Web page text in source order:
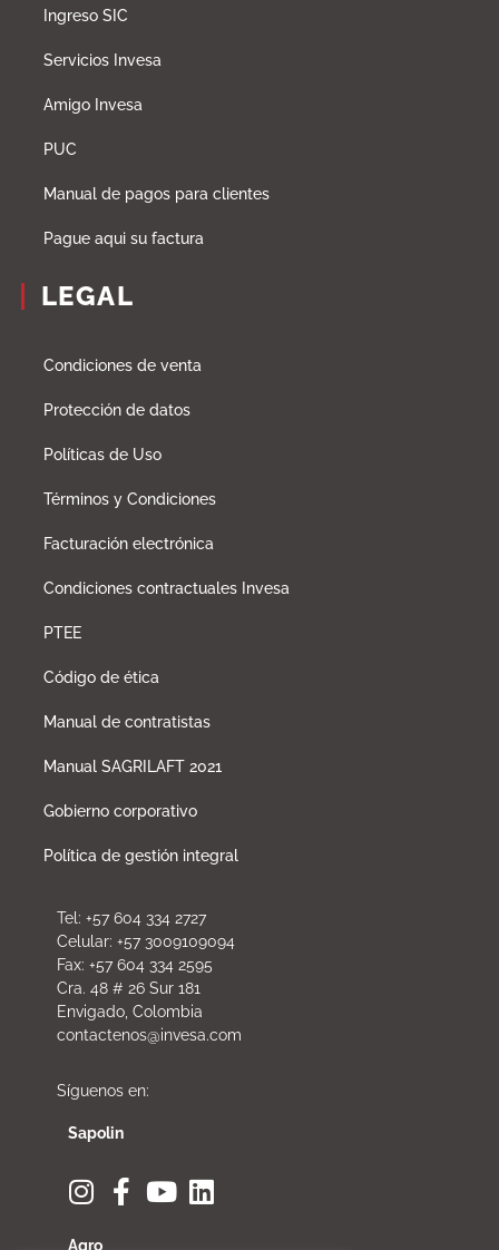
Ingreso SIC
Servicios Invesa
Amigo Invesa
PUC
Manual de pagos para clientes
Pague aqui su factura
LEGAL
Condiciones de venta
Protección de datos
Políticas de Uso
Términos y Condiciones
Facturación electrónica
Condiciones contractuales Invesa
PTEE
Código de ética
Manual de contratistas
Manual SAGRILAFT 2021
Gobierno corporativo
Política de gestión integral
Tel: +57 604 334 2727
Celular: +57 3009109094
Fax: +57 604 334 2595
Cra. 48 # 26 Sur 181
Envigado, Colombia
contactenos@invesa.com
Síguenos en:
Sapolin
Agro